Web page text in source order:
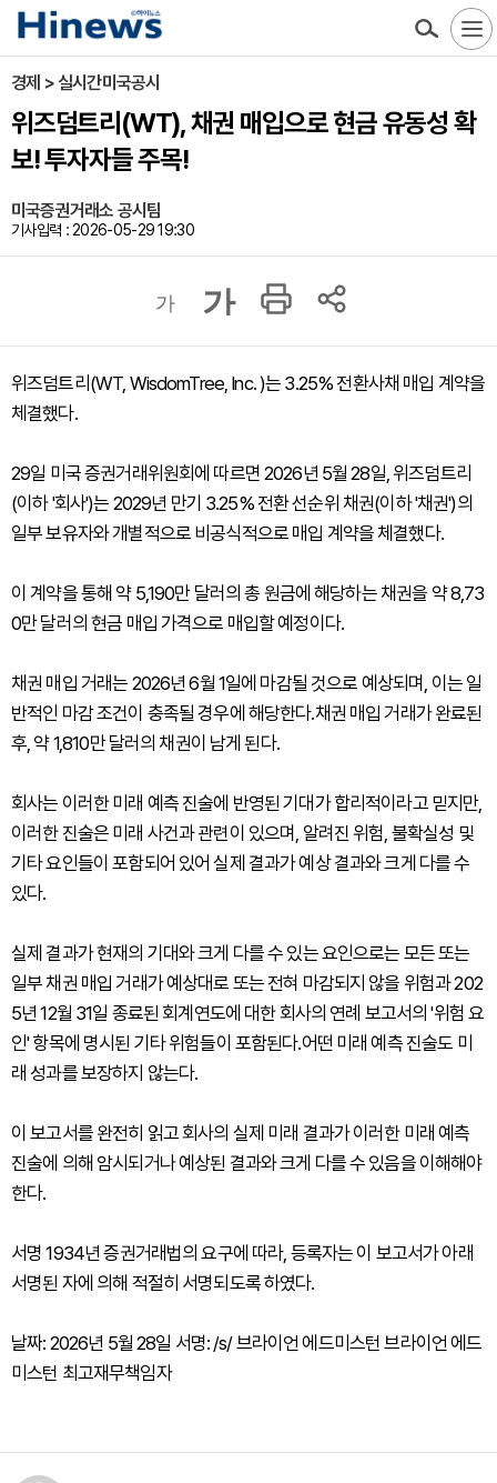
경제 > 실시간미국공시
위즈덤트리(WT), 채권 매입으로 현금 유동성 확
보! 투자자들 주목!
미국증권거래소 공시팀
기사입력 : 2026-05-29 19:30
가 가
위즈덤트리(WT, WisdomTree, Inc. )는 3.25% 전환사채 매입 계약을
체결했다.
29일 미국 증권거래위원회에 따르면 2026년 5월 28일, 위즈덤트리
(이하 '회사')는 2029년 만기 3.25% 전환 선순위 채권(이하 '채권')의
일부 보유자와 개별적으로 비공식적으로 매입 계약을 체결했다.
이 계약을 통해 약 5,190만 달러의 총 원금에 해당하는 채권을 약 8,73
0만 달러의 현금 매입 가격으로 매입할 예정이다.
채권 매입 거래는 2026년 6월 1일에 마감될 것으로 예상되며, 이는 일
반적인 마감 조건이 충족될 경우에 해당한다.채권 매입 거래가 완료된
후, 약 1,810만 달러의 채권이 남게 된다.
회사는 이러한 미래 예측 진술에 반영된 기대가 합리적이라고 믿지만,
이러한 진술은 미래 사건과 관련이 있으며, 알려진 위험, 불확실성 및
기타 요인들이 포함되어 있어 실제 결과가 예상 결과와 크게 다를 수
있다.
실제 결과가 현재의 기대와 크게 다를 수 있는 요인으로는 모든 또는
일부 채권 매입 거래가 예상대로 또는 전혀 마감되지 않을 위험과 202
5년 12월 31일 종료된 회계연도에 대한 회사의 연례 보고서의 '위험 요
인' 항목에 명시된 기타 위험들이 포함된다.어떤 미래 예측 진술도 미
래 성과를 보장하지 않는다.
이 보고서를 완전히 읽고 회사의 실제 미래 결과가 이러한 미래 예측
진술에 의해 암시되거나 예상된 결과와 크게 다를 수 있음을 이해해야
한다.
서명 1934년 증권거래법의 요구에 따라, 등록자는 이 보고서가 아래
서명된 자에 의해 적절히 서명되도록 하였다.
날짜: 2026년 5월 28일 서명: /s/ 브라이언 에드미스턴 브라이언 에드
미스턴 최고재무책임자